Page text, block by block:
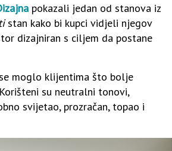
pokazali jedan od stanova iz
stan kako bi kupci vidjeli njegov
dizajniran s ciljem da postane
moglo klijentima što bolje
su neutralni tonovi,
svijetao, prozračan, topao i